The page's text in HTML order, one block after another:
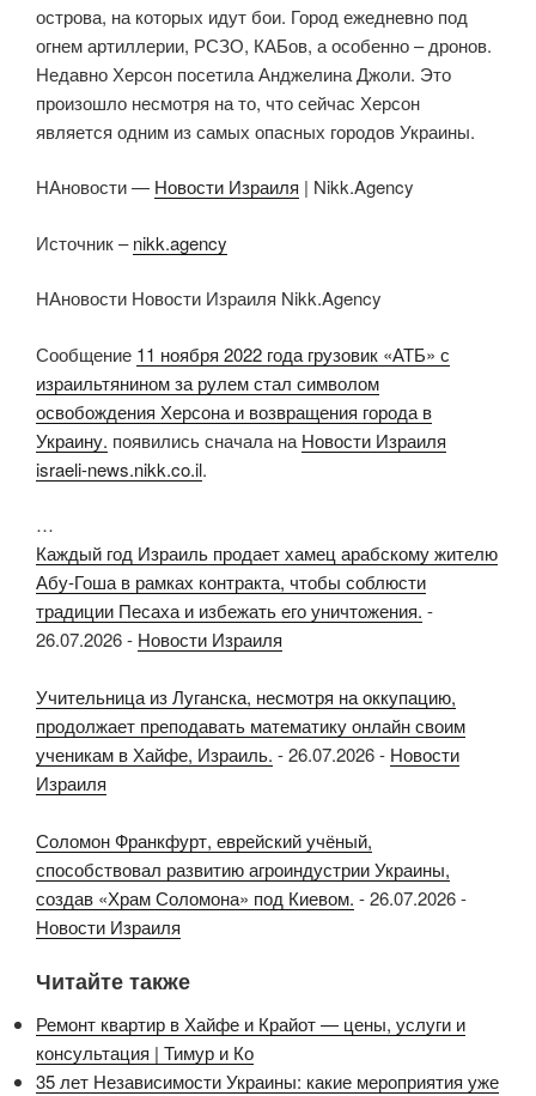
острова, на которых идут бои. Город ежедневно под
огнем артиллерии, РСЗО, КАБов, а особенно – дронов.
Недавно Херсон посетила Анджелина Джоли. Это
произошло несмотря на то, что сейчас Херсон
является одним из самых опасных городов Украины.
НАновости — Новости Израиля | Nikk.Agency
Источник –nikk.agency
НАновости Новости Израиля Nikk.Agency
Сообщение 11 ноября 2022 года грузовик «АТБ» с
израильтянином за рулем стал символом
освобождения Херсона и возвращения города в
Украину. появились сначала на Новости Израиля
israeli-news.nikk.co.il.
…
Каждый год Израиль продает хамец арабскому жителю
Абу-Гоша в рамках контракта, чтобы соблюсти
традиции Песаха и избежать его уничтожения. -
26.07.2026- Новости Израиля
Учительница из Луганска, несмотря на оккупацию,
продолжает преподавать математику онлайн своим
ученикам в Хайфе, Израиль. -26.07.2026- Новости
Израиля
Соломон Франкфурт, еврейский учёный,
способствовал развитию агроиндустрии Украины,
создав «Храм Соломона» под Киевом. -26.07.2026-
Новости Израиля
Читайте также
Ремонт квартир в Хайфе и Крайот — цены, услуги и
консультация | Тимур и Ко
35 лет Независимости Украины: какие мероприятия уже